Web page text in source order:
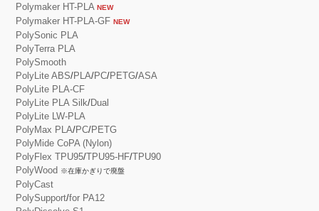
Polymaker HT-PLA NEW
Polymaker HT-PLA-GF NEW
PolySonic PLA
PolyTerra PLA
PolySmooth
PolyLite ABS/PLA/PC/PETG/ASA
PolyLite PLA-CF
PolyLite PLA Silk/Dual
PolyLite LW-PLA
PolyMax PLA/PC/PETG
PolyMide CoPA (Nylon)
PolyFlex TPU95/TPU95-HF/TPU90
PolyWood ※在庫かぎりで廃盤
PolyCast
PolySupport/for PA12